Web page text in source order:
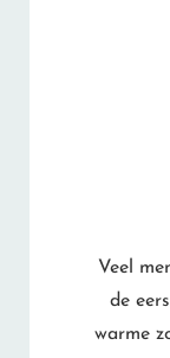
Veel
de
warme